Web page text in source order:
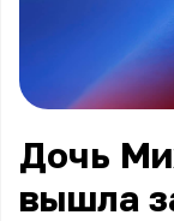
Дочь
вышла